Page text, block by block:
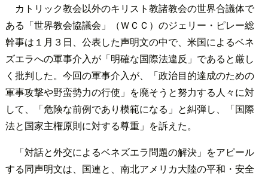
カトリック教会以外のキリスト教諸教会の世界合議体で
ある「世界教会協議会」（ＷＣＣ）のジェリー・ピレー総
幹事は１月３日、公表した声明文の中で、米国によるベネ
ズエラへの軍事介入が「明確な国際法違反」であると厳し
く批判した。今回の軍事介入が、「政治目的達成のための
軍事攻撃や野蛮勢力の行使」を廃そうと努力する人々に対
して、「危険な前例であり模範になる」と糾弾し、「国際
法と国家主権原則に対する尊重」を訴えた。
「対話と外交によるベネズエラ問題の解決」をアピール
する同声明文は、国連と、南北アメリカ大陸の平和・安全